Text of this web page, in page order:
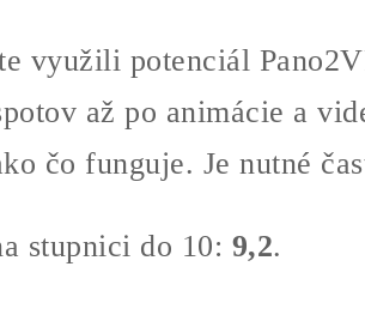
využili potenciál
až po animácie a
čo funguje. Je nutné
stupnici do 10: 9,2.